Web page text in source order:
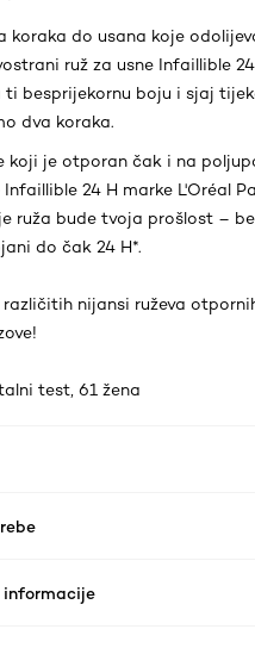
koraka do usana koje
ruž za usne Infaillible
ti besprijekornu boju i sjaj
dva koraka.
koji je otporan čak i na
Infaillible 24 H marke L'Oréal
ruža bude tvoja prošlost –
do čak 24 H*.
različitih nijansi ruževa
test, 61 žena
informacije